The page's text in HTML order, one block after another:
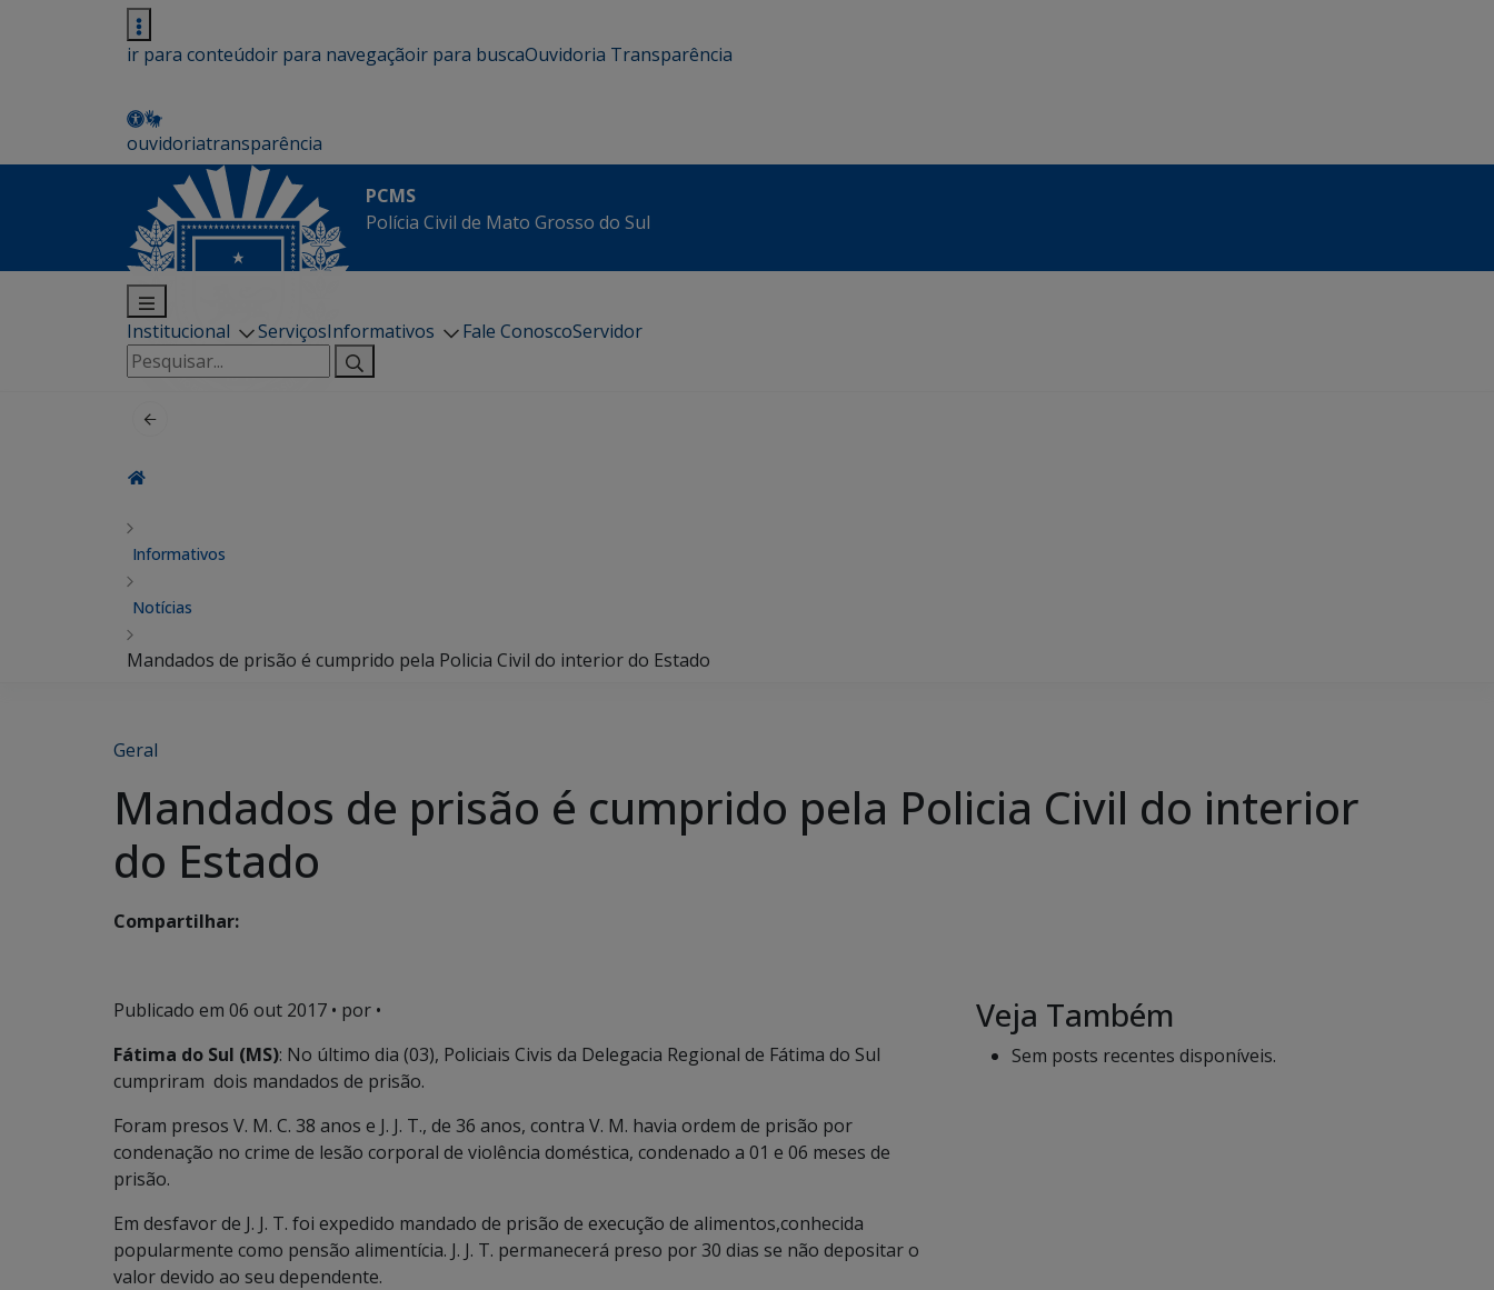
ir para conteúdoir para navegaçãoir para buscaOuvidoria Transparência
ouvidoriatransparência
PCMS
Polícia Civil de Mato Grosso do Sul
Institucional ServiçosInformativos Fale ConoscoServidor
Pesquisar
por:
Informativos
Notícias
Mandados de prisão é cumprido pela Policia Civil do interior do Estado
Geral
Mandados de prisão é cumprido pela Policia Civil do interior
do Estado
Compartilhar:
Publicado em 06 out 2017 • por •
Fátima do Sul (MS): No último dia (03), Policiais Civis da Delegacia Regional de Fátima do Sul
cumpriram dois mandados de prisão.
Foram presos V. M. C. 38 anos e J. J. T., de 36 anos, contra V. M. havia ordem de prisão por
condenação no crime de lesão corporal de violência doméstica, condenado a 01 e 06 meses de
prisão.
Em desfavor de J. J. T. foi expedido mandado de prisão de execução de alimentos,conhecida
popularmente como pensão alimentícia. J. J. T. permanecerá preso por 30 dias se não depositar o
valor devido ao seu dependente.
Veja Também
Sem posts recentes disponíveis.